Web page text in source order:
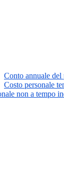
Conto annuale del
Costo personale
non a tempo